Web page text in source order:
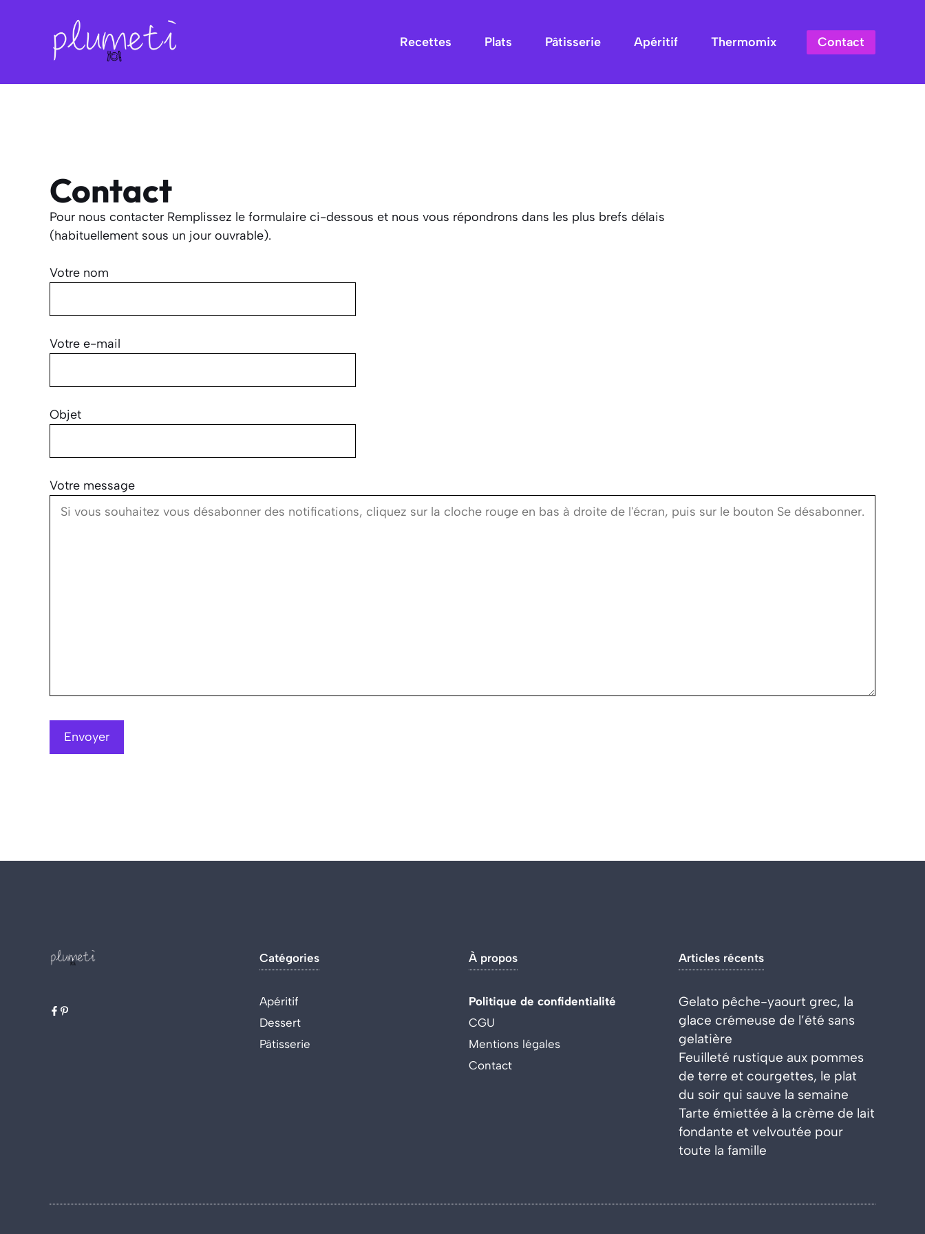
Recettes Plats Pâtisserie Apéritif Thermomix Contact
Contact
Pour nous contacter Remplissez le formulaire ci-dessous et nous vous répondrons dans les plus brefs délais
(habituellement sous un jour ouvrable).
Votre nom
Votre e-mail
Objet
Votre message
Catégories
Apéritif
Dessert
Pâtisserie
À propos
Politique de confidentialité
CGU
Mentions légales
Contact
Articles récents
Gelato pêche-yaourt grec, la
glace crémeuse de l’été sans
gelatière
Feuilleté rustique aux pommes
de terre et courgettes, le plat
du soir qui sauve la semaine
Tarte émiettée à la crème de lait
fondante et velvoutée pour
toute la famille